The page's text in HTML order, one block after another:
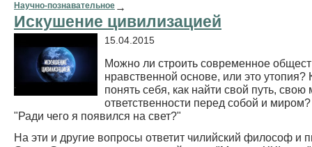
Научно-познавательное →
Искушение цивилизацией
15.04.2015
Можно ли строить современное
нравственной основе, или это утопия?
понять себя, как найти свой путь, свою
ответственности перед собой и
"Ради чего я появился на свет?"
На эти и другие вопросы ответит чилийский философ и